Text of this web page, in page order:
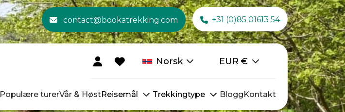
contact@bookatrekking.com +31 (0)85 01613 54
Norsk EUR €
Populære turerVår & HøstReisemål Trekkingtype BloggKontakt